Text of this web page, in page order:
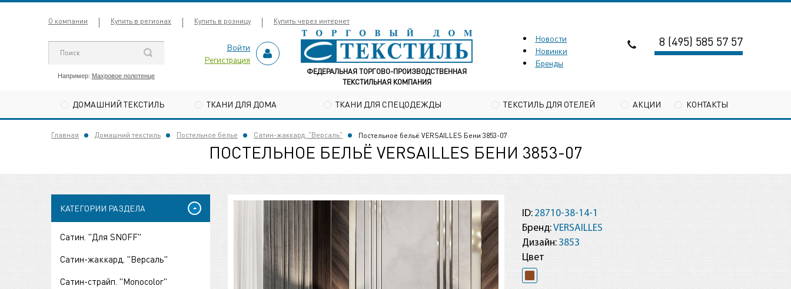
О компании Купить в регионах Купить в розницу Купить через интернет
Например: Махровое полотенце
Войти
Регистрация
ФЕДЕРАЛЬНАЯ ТОРГОВО-ПРОИЗВОДСТВЕННАЯ
ТЕКСТИЛЬНАЯ КОМПАНИЯ
Новости
Новинки
Бренды
8 (495) 585 57 57
ДОМАШНИЙ ТЕКСТИЛЬ ТКАНИ ДЛЯ ДОМА ТКАНИ ДЛЯ СПЕЦОДЕЖДЫ ТЕКСТИЛЬ ДЛЯ ОТЕЛЕЙ АКЦИИ КОНТАКТЫ
Главная Домашний текстиль Постельное белье Сатин-жаккард. "Версаль" Постельное бельё VERSAILLES Бени 3853-07
ПОСТЕЛЬНОЕ БЕЛЬЁ VERSAILLES БЕНИ 3853-07
КАТЕГОРИИ РАЗДЕЛА
Сатин. "Для SNOFF"
Сатин-жаккард. "Версаль"
Сатин-страйп. "Monocolor"
ID: 28710-38-14-1
Бренд:VERSAILLES
Дизайн: 3853
Цвет